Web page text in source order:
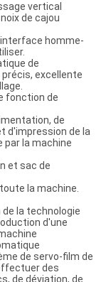
vertical
de cajou
homme-
de
excellente
fonction de
de
d'impression de la
par la machine
et sac de
la machine.
la technologie
d'une
de servo-film de
des
de déviation, de